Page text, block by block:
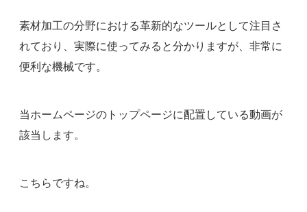
素材加工の分野における革新的なツールとして注目さ
れており、実際に使ってみると分かりますが、非常に
便利な機械です。
当ホームページのトップページに配置している動画が
該当します。
こちらですね。